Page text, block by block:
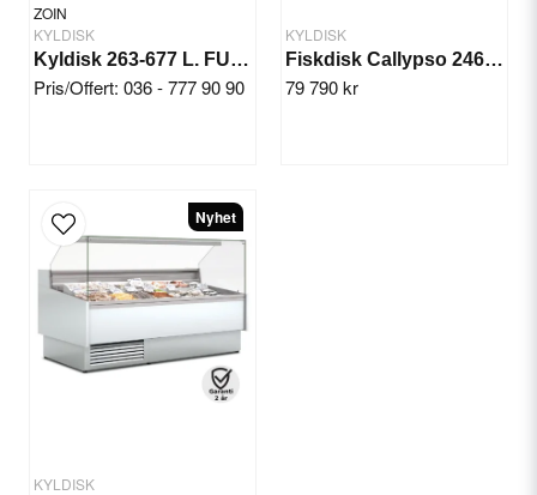
ZOIN
KYLDISK
Kyldisk 263-677 L. FUJIYAMA
Pris/Offert: 036 - 777 90 90
KYLDISK
Fiskdisk Callypso 2465 mm
79 790 kr
KYLDISK
Nyhet